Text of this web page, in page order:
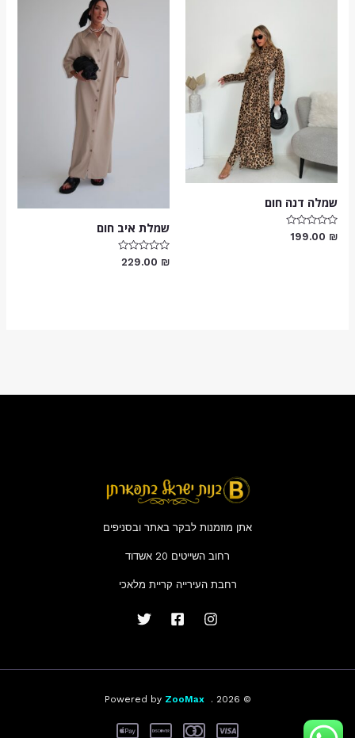
שמלה דנה חום
דורג199.00 ₪
שמלת איב חום
דורג
0
229.00 ₪
אתן מוזמנות לבקר באתר ובסניפים
רחוב השייטים 20 אשדוד
רחבת העירייה קריית מלאכי
© 2026 . Powered by
ZooMax